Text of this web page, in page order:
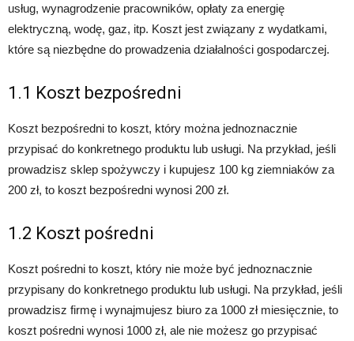
usług, wynagrodzenie pracowników, opłaty za energię
elektryczną, wodę, gaz, itp. Koszt jest związany z wydatkami,
które są niezbędne do prowadzenia działalności gospodarczej.
1.1 Koszt bezpośredni
Koszt bezpośredni to koszt, który można jednoznacznie
przypisać do konkretnego produktu lub usługi. Na przykład, jeśli
prowadzisz sklep spożywczy i kupujesz 100 kg ziemniaków za
200 zł, to koszt bezpośredni wynosi 200 zł.
1.2 Koszt pośredni
Koszt pośredni to koszt, który nie może być jednoznacznie
przypisany do konkretnego produktu lub usługi. Na przykład, jeśli
prowadzisz firmę i wynajmujesz biuro za 1000 zł miesięcznie, to
koszt pośredni wynosi 1000 zł, ale nie możesz go przypisać